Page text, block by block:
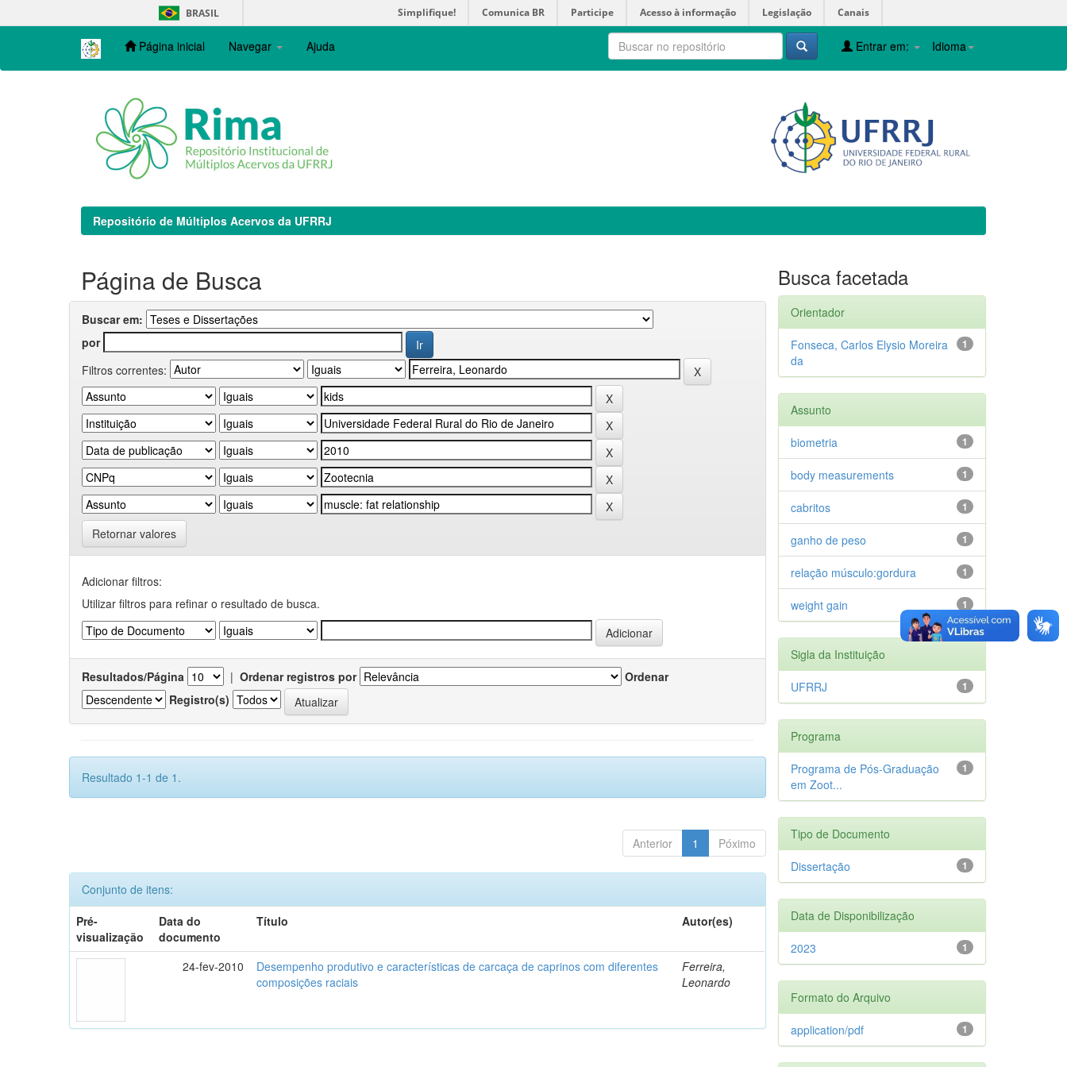
navigation
BRASIL Simplifique! Comunica BR Participe Acesso à informação Legislação Canais
Página inicial Navegar Ajuda Idioma
Entrar em:
Repositório de Múltiplos Acervos da UFRRJ
Página de Busca
Buscar em:
por
Filtros correntes:
Retornar valores
Adicionar filtros:
Utilizar filtros para refinar o resultado de busca.
Resultados/Página | Ordenar registros por
Ordenar
Registro(s)
Resultado 1-1 de 1.
Anterior 1 Póximo
Conjunto de itens:
Pré-
visualização
Data do
documento
Título Autor(es)
24-fev-2010
Desempenho produtivo e características de carcaça de caprinos com diferentes
composições raciais
Ferreira,
Leonardo
Busca facetada
Orientador
1
Fonseca, Carlos Elysio Moreira
da
Assunto
1
biometria
1
body measurements
1
cabritos
1
ganho de peso
1
relação músculo:gordura
1
weight gain
Sigla da Instituição
1
UFRRJ
Programa
1
Programa de Pós-Graduação
em Zoot...
Tipo de Documento
1
Dissertação
Data de Disponibilização
1
2023
Formato do Arquivo
1
application/pdf